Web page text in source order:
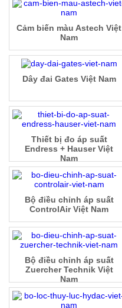
Cảm biến màu Astech Việt
Nam
Dây đai Gates Việt Nam
Thiết bị đo áp suất
Endress + Hauser Việt
Nam
Bộ điều chỉnh áp suất
ControlAir Việt Nam
Bộ điều chỉnh áp suất
Zuercher Technik Việt
Nam